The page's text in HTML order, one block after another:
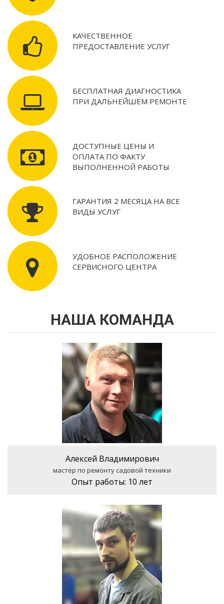
КАЧЕСТВЕННОЕ
ПРЕДОСТАВЛЕНИЕ УСЛУГ
БЕСПЛАТНАЯ ДИАГНОСТИКА
ПРИ ДАЛЬНЕЙШЕМ РЕМОНТЕ
ДОСТУПНЫЕ ЦЕНЫ И
ОПЛАТА ПО ФАКТУ
ВЫПОЛНЕННОЙ РАБОТЫ
ГАРАНТИЯ 2 МЕСЯЦА НА ВСЕ
ВИДЫ УСЛУГ
УДОБНОЕ РАСПОЛОЖЕНИЕ
СЕРВИСНОГО ЦЕНТРА
НАША КОМАНДА
Алексей Владимирович
мастер по ремонту садовой техники
Опыт работы: 10 лет